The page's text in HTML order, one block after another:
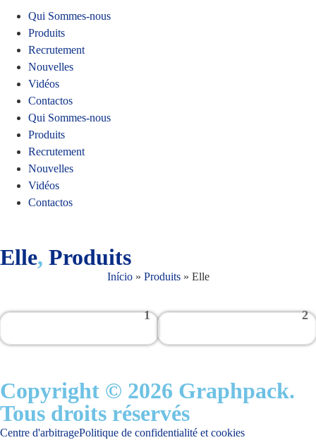
Qui Sommes-nous
Produits
Recrutement
Nouvelles
Vidéos
Contactos
Qui Sommes-nous
Produits
Recrutement
Nouvelles
Vidéos
Contactos
Elle, Produits
Início» Produits» Elle
1 2
Copyright © 2026 Graphpack.
Tous droits réservés
Centre d'arbitragePolitique de confidentialité et cookies